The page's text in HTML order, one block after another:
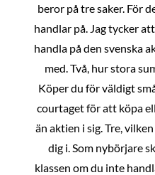
beror på tre saker. För
handlar på. Jag tycker
handla på den svenska
med. Två, hur stora
Köper du för väldigt
courtaget för att köpa
än aktien i sig. Tre,
dig i. Som nybörjare
klassen om du inte